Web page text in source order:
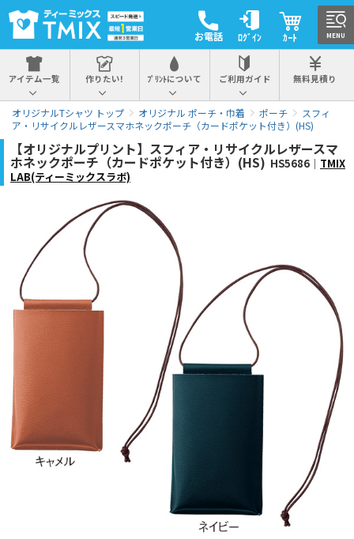
お電話 ﾛｸﾞｲﾝ ｶｰﾄ
アイテム一覧 作りたい! ﾌﾟﾘﾝﾄについて ご利用ガイド 無料見積り
オリジナルTシャツ トップ オリジナル ポーチ・巾着 ポーチ
スフィ
ア・リサイクルレザースマホネックポーチ（カードポケット付き）(HS)
【オリジナルプリント】スフィア・リサイクルレザースマ
ホネックポーチ（カードポケット付き）(HS) HS5686｜ TMIX
LAB(ティーミックスラボ)
MENU